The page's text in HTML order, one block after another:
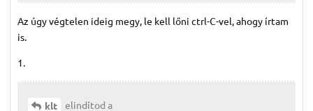
Az úgy végtelen ideig megy, le kell lőni ctrl-C-vel, ahogy írtam
is.
1.
klt
elindítod a